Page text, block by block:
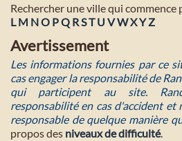
Rechercher une ville qui commence
L M NO PQ RST U VWXYZ
Avertissement
Les informations fournies par ce
cas engager la responsabilité de
qui participent au site.
responsabilité en cas d'accident
responsable de quelque manière
propos des niveaux de difficulté.